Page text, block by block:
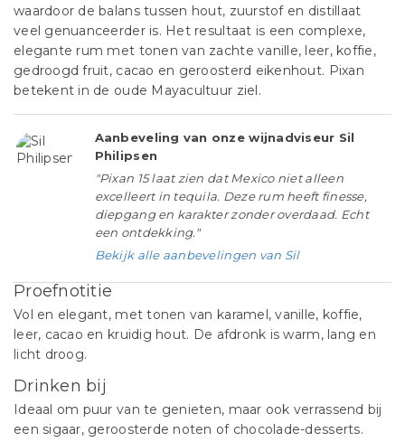
waardoor de balans tussen hout, zuurstof en distillaat
veel genuanceerder is. Het resultaat is een complexe,
elegante rum met tonen van zachte vanille, leer, koffie,
gedroogd fruit, cacao en geroosterd eikenhout. Pixan
betekent in de oude Mayacultuur ziel.
Aanbeveling van onze wijnadviseur Sil
Philipsen
"Pixan 15 laat zien dat Mexico niet alleen
excelleert in tequila. Deze rum heeft finesse,
diepgang en karakter zonder overdaad. Echt
een ontdekking."
Bekijk alle aanbevelingen van Sil
Proefnotitie
Vol en elegant, met tonen van karamel, vanille, koffie,
leer, cacao en kruidig hout. De afdronk is warm, lang en
licht droog.
Drinken bij
Ideaal om puur van te genieten, maar ook verrassend bij
een sigaar, geroosterde noten of chocolade-desserts.